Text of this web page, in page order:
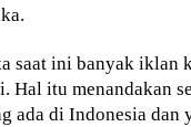
saat ini banyak iklan
Hal itu menandakan
ada di Indonesia dan